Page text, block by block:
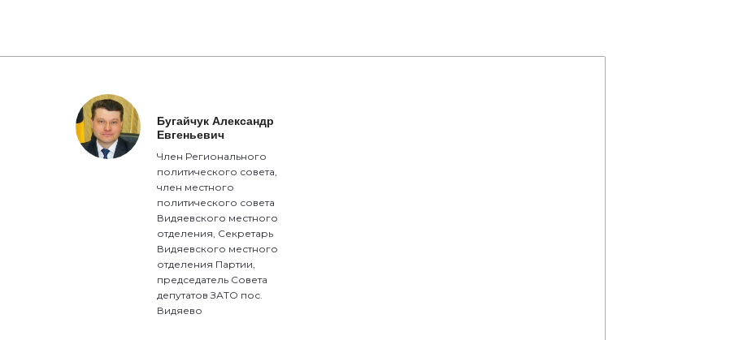
Бугайчук Александр
Евгеньевич
Член Регионального
политического совета,
член местного
политического совета
Видяевского местного
отделения, Секретарь
Видяевского местного
отделения Партии,
председатель Совета
депутатов ЗАТО пос.
Видяево